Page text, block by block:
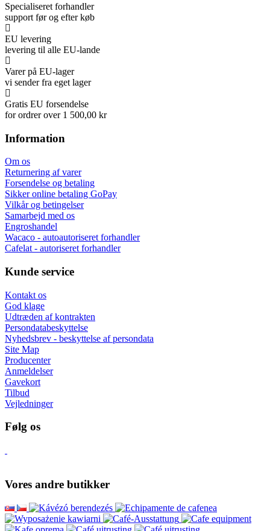
Specialiseret forhandler
support før og efter køb
EU levering
levering til alle EU-lande
Varer på EU-lager
vi sender fra eget lager
Gratis EU forsendelse
for ordrer over 1 500,00 kr
Information
Om os
Returnering af varer
Forsendelse og betaling
Sikker online betaling GoPay
Vilkår og betingelser
Samarbejd med os
Engroshandel
Wacaco - autoautoriseret forhandler
Cafelat - autoriseret forhandler
Kunde service
Kontakt os
God klage
Udtræden af kontrakten
Persondatabeskyttelse
Nyhedsbrev - beskyttelse af persondata
Site Map
Producenter
Anmeldelser
Gavekort
Tilbud
Vejledninger
Følg os
Vores andre butikker